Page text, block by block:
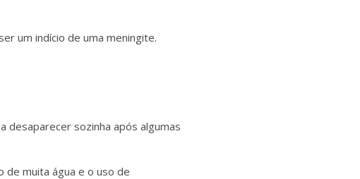
um indício de uma meningite.
desaparecer sozinha após algumas
de muita água e o uso de